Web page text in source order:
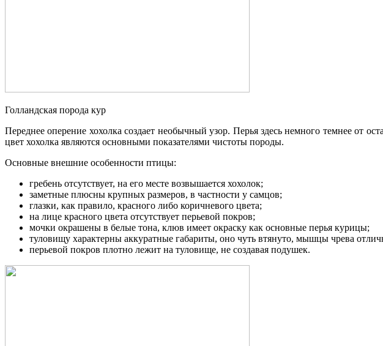
Голландская порода кур
Переднее оперение хохолка создает необычный узор. Перья здесь немного темнее от
цвет хохолка являются основными показателями чистоты породы.
Основные внешние особенности птицы:
гребень отсутствует, на его месте возвышается хохолок;
заметные плюсны крупных размеров, в частности у самцов;
глазки, как правило, красного либо коричневого цвета;
на лице красного цвета отсутствует перьевой покров;
мочки окрашены в белые тона, клюв имеет окраску как основные перья курицы;
туловищу характерны аккуратные габариты, оно чуть втянуто, мышцы чрева
перьевой покров плотно лежит на туловище, не создавая подушек.